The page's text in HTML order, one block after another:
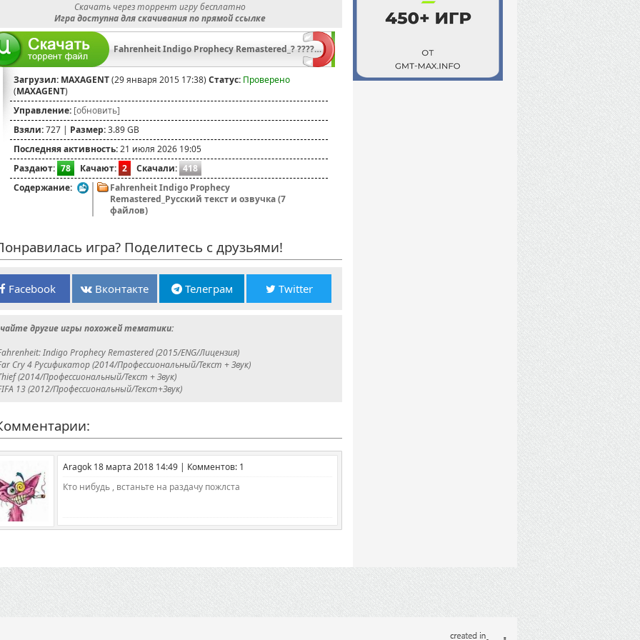
Скачать через торрент игру бесплатно
Игра доступна для скачивания по прямой ссылке
Fahrenheit Indigo Prophecy Remastered_? ???????????? ???µ?????? ?? ???·?????????°.torrent
Загрузил: MAXAGENT(29 января 2015 17:38) Статус: Проверено
(MAXAGENT)
Управление: [обновить]
Взяли:727 | Размер:3.89 GB
Последняя активность:21 июля 2026 19:05
Раздают: 78 Качают: 2 Скачали: 418
Содержание:
Fahrenheit Indigo Prophecy
Remastered_Русский текст и озвучка (7
файлов)
игра? Поделитесь с друзьями!
Facebook Вконтакте Телеграм Twitter
другие игры похожей тематики:
Indigo Prophecy Remastered (2015/ENG/Лицензия)
Cry 4 Русификатор (2014/Профессиональный/Текст + Звук)
(2014/Профессиональный/Текст + Звук)
13 (2012/Профессиональный/Текст+Звук)
Aragok 18 марта 2018 14:49 | Комментов: 1
Кто нибудь , встаньте на раздачу пожлста